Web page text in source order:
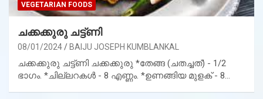
VEGETARIAN FOODS
ചക്കക്കുരു ചട്ട്ണി
08/01/2024 BAIJU JOSEPH KUMBLANKAL
ചക്കക്കുരു ചട്ട്ണി ചക്കക്കുരു *തേങ്ങ (ചതച്ചത്) - 1/2
ഭാഗം. *ചില്ലറകൾ - 8 എണ്ണം. *ഉണങ്ങിയ മുളക് - 8…